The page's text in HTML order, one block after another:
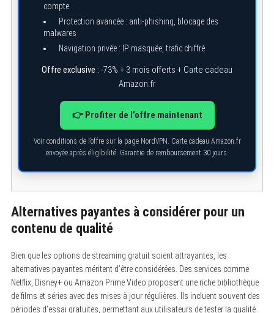
compte
Protection avancée : anti-phishing, blocage des
malwares
Navigation privée : IP masquée, trafic chiffré
Offre exclusive : -73% + 3 mois offerts + Carte cadeau
Amazon.fr
👉 Profiter de l’offre maintenant
Voir conditions de l’offre sur la page NordVPN. Carte cadeau Amazon.fr
envoyée après éligibilité. Garantie de remboursement 30 jours.
Alternatives payantes à considérer pour un
contenu de qualité
Bien que les options de streaming gratuit soient attrayantes, les
alternatives payantes méritent d’être considérées. Des services comme
Netflix, Disney+ ou Amazon Prime Video proposent une riche bibliothèque
de films et séries avec des mises à jour régulières. Ils incluent souvent des
périodes d’essai gratuites, permettant aux utilisateurs de tester la qualité
S
o
r